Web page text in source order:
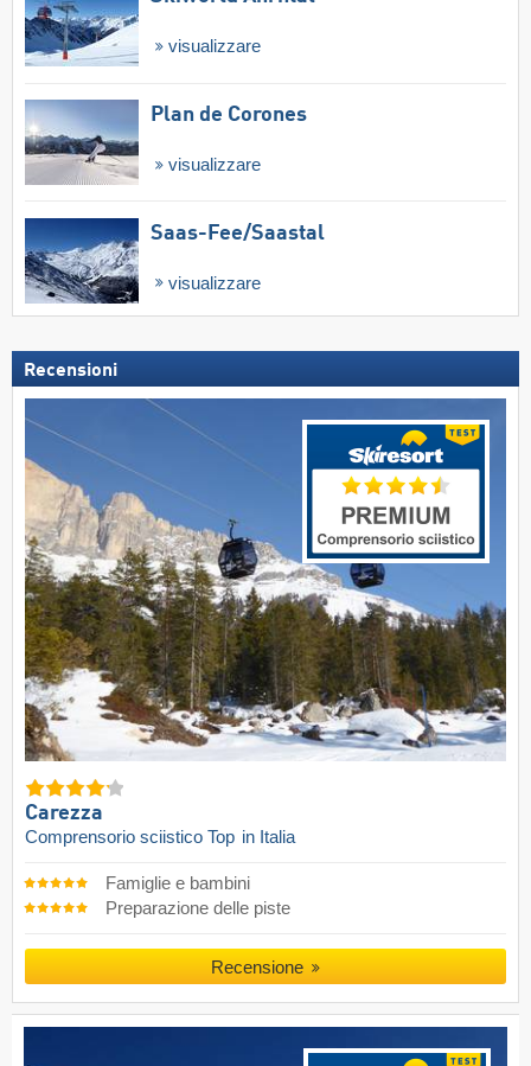
visualizzare
Plan de Corones
visualizzare
Saas-Fee/​Saastal
visualizzare
Recensioni
Carezza
Comprensorio sciistico Top in Italia
Famiglie e bambini
Preparazione delle piste
Recensione